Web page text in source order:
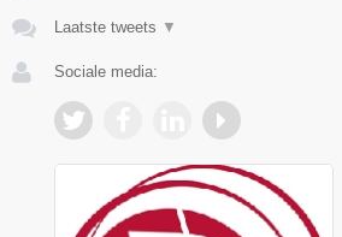
Laatste tweets ▼
Sociale media: